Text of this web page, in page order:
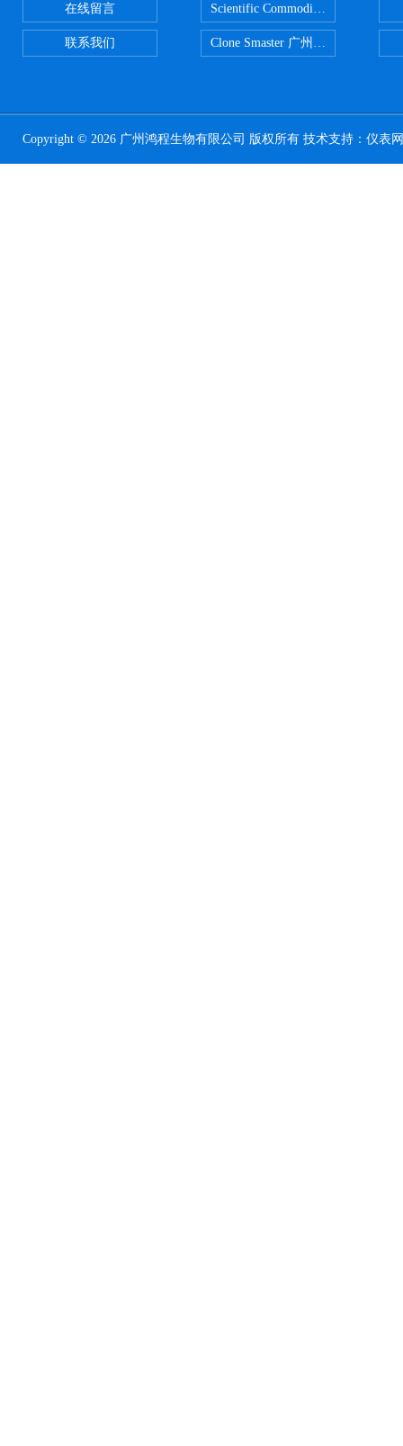
在线留言
联系我们
Scientific CommoditiesPE管 广州
Clone Smaster 广州鸿程代理
Copyright © 2026 广州鸿程生物有限公司 版权所有 技术支持： 仪表网